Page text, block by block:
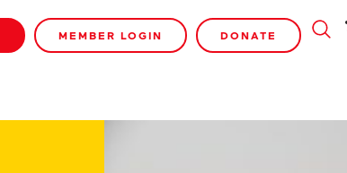
MEMBER LOGIN DONATE